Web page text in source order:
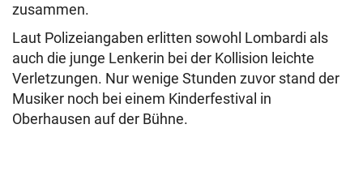
zusammen.
Laut Polizeiangaben erlitten sowohl Lombardi als
auch die junge Lenkerin bei der Kollision leichte
Verletzungen. Nur wenige Stunden zuvor stand der
Musiker noch bei einem Kinderfestival in
Oberhausen auf der Bühne.